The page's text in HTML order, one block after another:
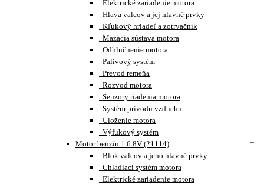
Elektrické zariadenie motora
Hlava valcov a jej hlavné prvky
Kľukový hriadeľ a zotrvačník
Mazacia sústava motora
Odhlučnenie motora
Palivový systém
Prevod remeňa
Rozvod motora
Senzory riadenia motora
Systém prívodu vzduchu
Uloženie motora
Výfukový systém
Motor benzín 1.6 8V (21114)
+-
Blok valcov a jeho hlavné prvky
Chladiaci systém motora
Elektrické zariadenie motora